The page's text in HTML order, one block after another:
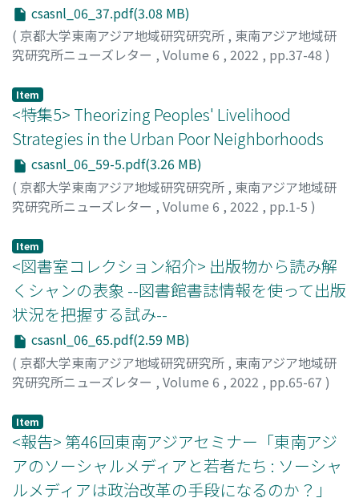
csasnl_06_37.pdf(3.08 MB)
( 京都大学東南アジア地域研究研究所 , 東南アジア地域研
究研究所ニューズレター , Volume 6 , 2022 , pp.37-48 )
Item
<特集5> Theorizing Peoples' Livelihood
Strategies in the Urban Poor Neighborhoods
csasnl_06_59-5.pdf(3.26 MB)
( 京都大学東南アジア地域研究研究所 , 東南アジア地域研
究研究所ニューズレター , Volume 6 , 2022 , pp.1-5 )
Item
<図書室コレクション紹介> 出版物から読み解
くシャンの表象 --図書館書誌情報を使って出版
状況を把握する試み--
csasnl_06_65.pdf(2.59 MB)
( 京都大学東南アジア地域研究研究所 , 東南アジア地域研
究研究所ニューズレター , Volume 6 , 2022 , pp.65-67 )
Item
<報告> 第46回東南アジアセミナー「東南アジ
アのソーシャルメディアと若者たち : ソーシャ
ルメディアは政治改革の手段になるのか？」